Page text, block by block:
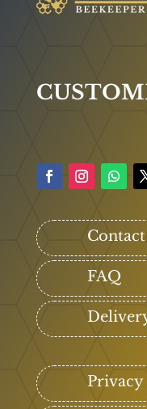
FAQ
Privacy